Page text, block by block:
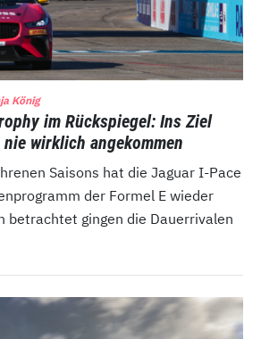
König
im Rückspiegel: Ins Ziel
wirklich angekommen
Saisons hat die Jaguar I-Pace
der Formel E wieder
betrachtet gingen die Dauerrivalen